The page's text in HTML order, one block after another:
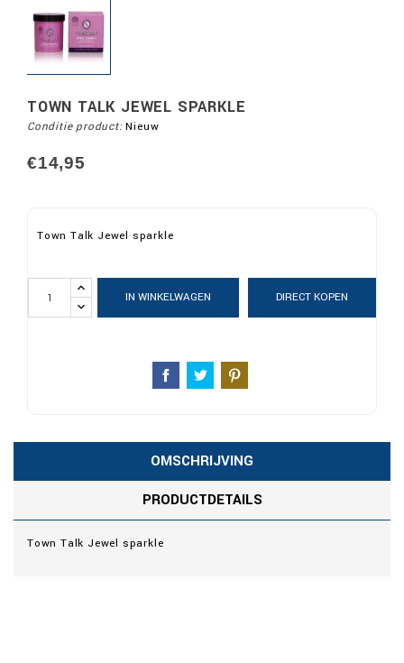
TOWN TALK JEWEL SPARKLE
Conditie product: Nieuw
€14,95
Town Talk Jewel sparkle
IN WINKELWAGEN DIRECT KOPEN
OMSCHRIJVING
PRODUCTDETAILS
Town Talk Jewel sparkle